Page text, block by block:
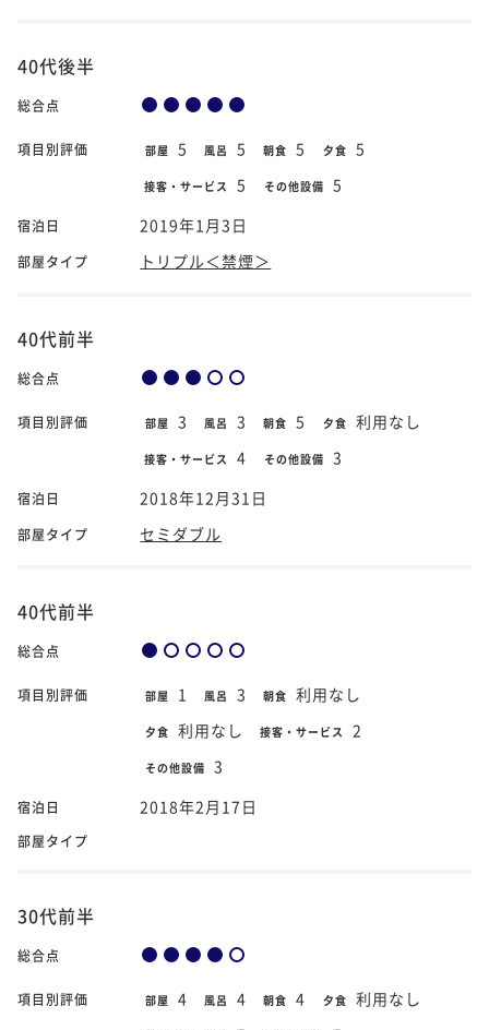
40代後半
総合点
項目別評価 部屋 5 風呂 5 朝食 5 夕食 5
接客・サービス 5 その他設備 5
宿泊日 2019年1月3日
部屋タイプ トリプル＜禁煙＞
40代前半
総合点
項目別評価 部屋 3 風呂 3 朝食 5 夕食 利用なし
接客・サービス 4 その他設備 3
宿泊日 2018年12月31日
部屋タイプ セミダブル
40代前半
総合点
項目別評価 部屋 1 風呂 3 朝食 利用なし
夕食 利用なし 接客・サービス 2
その他設備 3
宿泊日 2018年2月17日
部屋タイプ
30代前半
総合点
項目別評価 部屋 4 風呂 4 朝食 4 夕食 利用なし